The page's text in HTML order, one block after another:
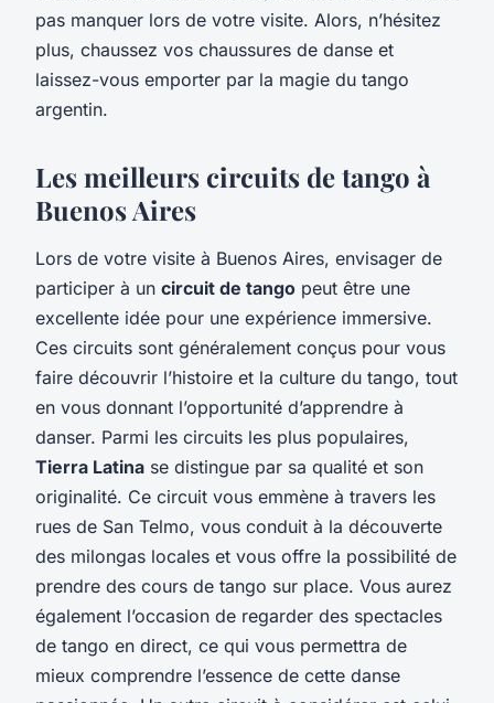
pas manquer lors de votre visite. Alors, n’hésitez
plus, chaussez vos chaussures de danse et
laissez-vous emporter par la magie du tango
argentin.
Les meilleurs circuits de tango à
Buenos Aires
Lors de votre visite à Buenos Aires, envisager de
participer à un circuit de tango peut être une
excellente idée pour une expérience immersive.
Ces circuits sont généralement conçus pour vous
faire découvrir l’histoire et la culture du tango, tout
en vous donnant l’opportunité d’apprendre à
danser. Parmi les circuits les plus populaires,
Tierra Latina se distingue par sa qualité et son
originalité. Ce circuit vous emmène à travers les
rues de San Telmo, vous conduit à la découverte
des milongas locales et vous offre la possibilité de
prendre des cours de tango sur place. Vous aurez
également l’occasion de regarder des spectacles
de tango en direct, ce qui vous permettra de
mieux comprendre l’essence de cette danse